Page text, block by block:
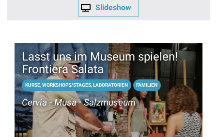
Slideshow
Lasst uns im Museum spielen!
Frontiera Salata
KURSE, WORKSHOPS/STAGES, LABORATORIEN FAMILIEN
Cervia - Musa - Salzmuseum